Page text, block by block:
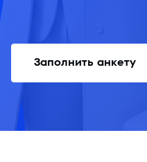
Заполнить анкету